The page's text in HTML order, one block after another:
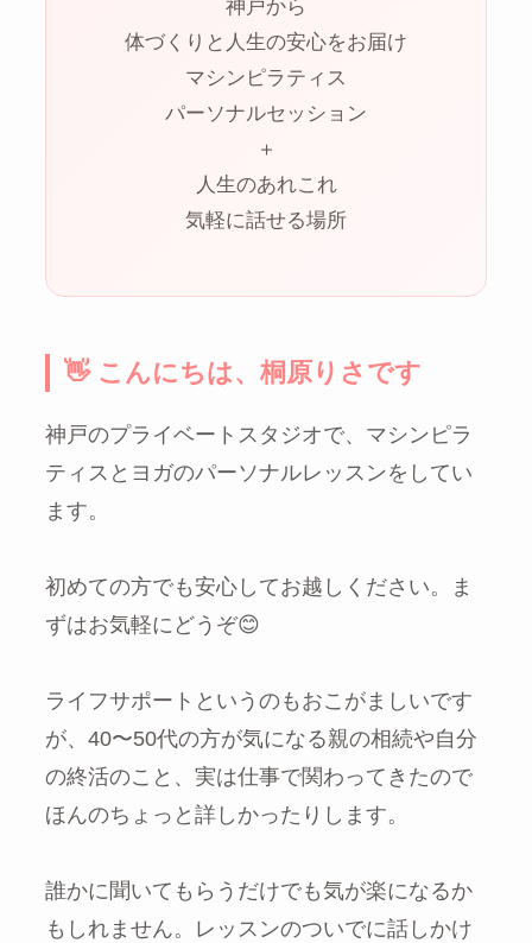
神戸から
体づくりと人生の安心をお届け
マシンピラティス
パーソナルセッション
＋
人生のあれこれ
気軽に話せる場所
👋 こんにちは、桐原りさです
神戸のプライベートスタジオで、マシンピラ
ティスとヨガのパーソナルレッスンをしてい
ます。
初めての方でも安心してお越しください。ま
ずはお気軽にどうぞ😊
ライフサポートというのもおこがましいです
が、40〜50代の方が気になる親の相続や自分
の終活のこと、実は仕事で関わってきたので
ほんのちょっと詳しかったりします。
誰かに聞いてもらうだけでも気が楽になるか
もしれません。レッスンのついでに話しかけ